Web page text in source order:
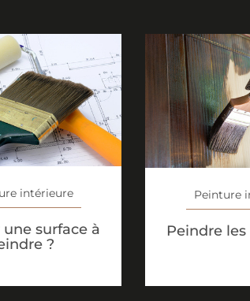
intérieure
une surface à
?
Peinture
Peindre les